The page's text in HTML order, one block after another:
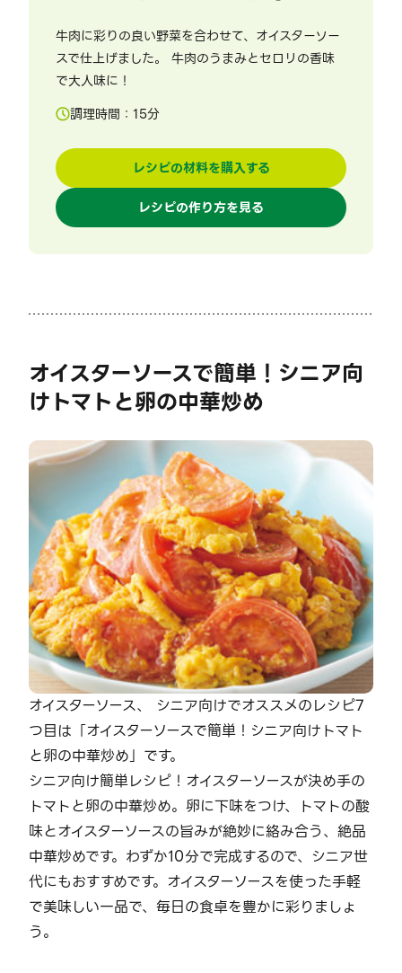
牛肉に彩りの良い野菜を合わせて、オイスターソー
スで仕上げました。 牛肉のうまみとセロリの香味
で大人味に！
調理時間： 15分
レシピの材料を購入する
レシピの作り方を見る
オイスターソースで簡単！シニア向
けトマトと卵の中華炒め
オイスターソース、 シニア向けでオススメのレシピ7
つ目は「オイスターソースで簡単！シニア向けトマト
と卵の中華炒め」です。
シニア向け簡単レシピ！オイスターソースが決め手の
トマトと卵の中華炒め。卵に下味をつけ、トマトの酸
味とオイスターソースの旨みが絶妙に絡み合う、絶品
中華炒めです。わずか10分で完成するので、シニア世
代にもおすすめです。オイスターソースを使った手軽
で美味しい一品で、毎日の食卓を豊かに彩りましょ
う。